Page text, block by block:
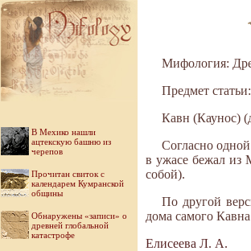
В Мехико нашли
ацтекскую башню из
черепов
Прочитан свиток с
календарем Кумранской
общины
Обнаружены «записи» о
древней глобальной
катастрофе
Мифология:
Предмет
Кавн (Каунос)
Согласно
в ужасе бежал из
собой).
По другой
дома самого
Елисеева Л. А.